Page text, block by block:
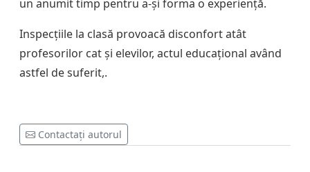
un anumit timp pentru a-și forma o experiență.
Inspecțiile la clasă provoacă disconfort atât
profesorilor cat și elevilor, actul educațional având
astfel de suferit,.
Contactați autorul